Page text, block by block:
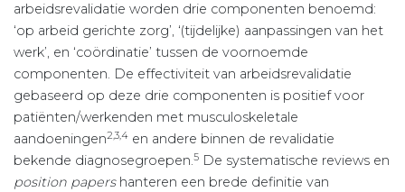
arbeidsrevalidatie worden drie componenten benoemd:
‘op arbeid gerichte zorg’, ‘(tijdelijke) aanpassingen van het
werk’, en ‘coördinatie’ tussen de voornoemde
componenten. De effectiviteit van arbeidsrevalidatie
gebaseerd op deze drie componenten is positief voor
patiënten/werkenden met musculoskeletale
aandoeningen2,3,4 en andere binnen de revalidatie
bekende diagnosegroepen.5 De systematische reviews en
position papershanteren een brede definitie van